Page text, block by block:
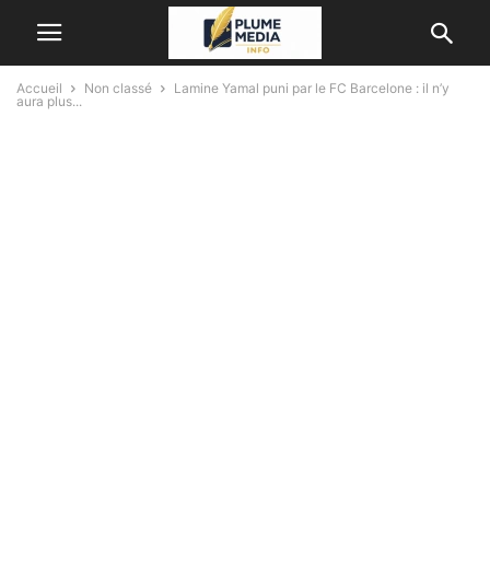
Accueil Non classé
Lamine Yamal puni par le FC Barcelone : il n’y
aura plus...